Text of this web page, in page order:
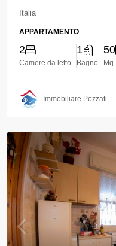
Italia
APPARTAMENTO
2
Camere da letto
1
Bagno
50
Mq
Immobiliare Pozzati